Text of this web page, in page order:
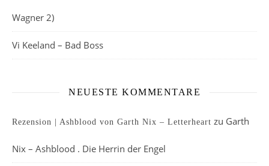
Wagner 2)
Vi Keeland – Bad Boss
NEUESTE KOMMENTARE
Rezension | Ashblood von Garth Nix – Letterheart zu Garth
Nix – Ashblood . Die Herrin der Engel